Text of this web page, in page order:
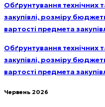
Обґрунтування технічних
закупівлі, розміру
вартості предмета
Обґрунтування технічних
закупівлі, розміру
вартості предмета
Червень 2026